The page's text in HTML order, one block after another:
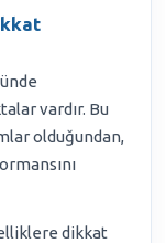
vardır. Bu
olduğundan,
dikkat